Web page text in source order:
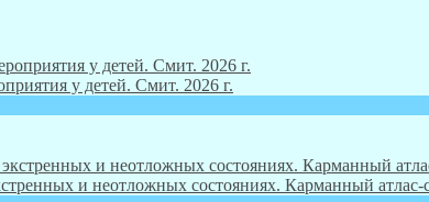
у детей. Смит. 2026 г.
и неотложных состояниях. Карманный